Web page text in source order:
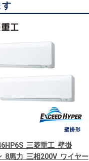
す
三菱重工 壁掛
8馬力 三相200V ワイヤー